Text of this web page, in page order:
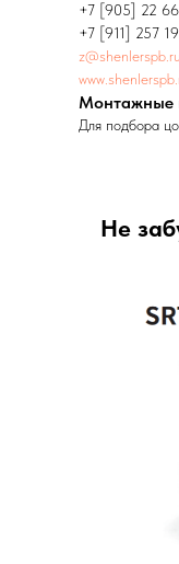
+7 [905] 22
+7 [911] 257
z@shenlerspb.ru
Монтажные
Для подбора
Не